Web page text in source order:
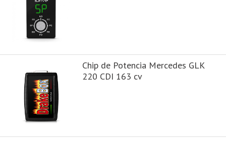
Chip de Potencia Mercedes GLK
220 CDI 163 cv